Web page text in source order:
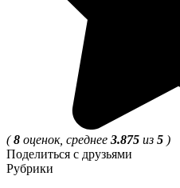
(8 оценок, среднее 3.875 из 5 )
Поделиться с друзьями
Рубрики